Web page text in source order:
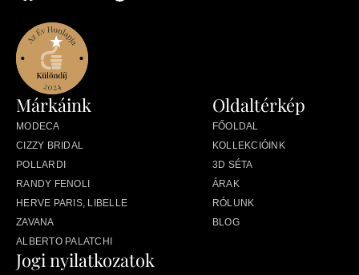
Oldaltérkép
FŐOLDAL
KOLLEKCIÓINK
3D SÉTA
ÁRAK
RÓLUNK
BLOG
Márkáink
MODECA
CIZZY BRIDAL
POLLARDI
RANDY FENOLI
HERVE PARIS, LIBELLE
ZAVANA
ALBERTO PALATCHI
Jogi nyilatkozatok